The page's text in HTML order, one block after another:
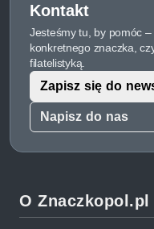
Kontakt
Jesteśmy tu, by pomóc
konkretnego znaczka,
filatelistyką.
Napisz do nas
Zapisz się do
O Znaczkopol.pl